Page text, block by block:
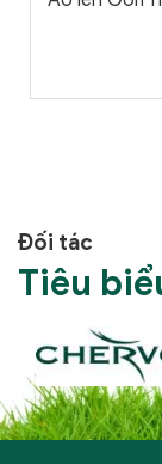
Đối tác
Tiêu